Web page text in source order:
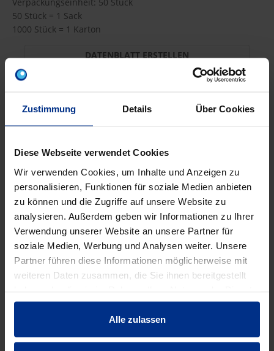
Zustimmung Details Über Cookies
Diese Webseite verwendet Cookies
Wir verwenden Cookies, um Inhalte und Anzeigen zu
personalisieren, Funktionen für soziale Medien anbieten
zu können und die Zugriffe auf unsere Website zu
analysieren. Außerdem geben wir Informationen zu Ihrer
Verwendung unserer Website an unsere Partner für
soziale Medien, Werbung und Analysen weiter. Unsere
Partner führen diese Informationen möglicherweise mit
weiteren Daten zusammen, die Sie ihnen bereitgestellt
gesammelt haben.
Alle zulassen
50 Stück = 1 Sack
1000 Stück = 1 Karton
DATENBLATT ERSTELLEN
RVS40
155,80 €
pro 100 Stück (exkl.
Mwst.)
A9D
Code
EIGENSCHAFTEN
Farbe grau